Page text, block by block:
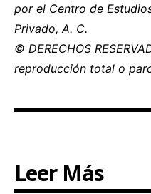
por el Centro de
Privado, A. C.
© DERECHOS
reproducción total o
Leer Más